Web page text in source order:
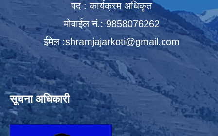
पद : कार्यक्रम अधिकृत
मोवाईल नं.: 9858076262
ईमेल :shramjajarkoti@gmail.com
सूचना अधिकारी